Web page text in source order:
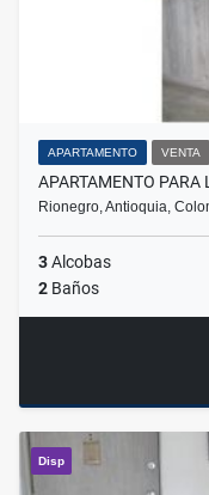
APARTAMENTO VENTA
APARTAMENTO PARA
Rionegro, Antioquia,
3Alcobas
2 Baños
Disp